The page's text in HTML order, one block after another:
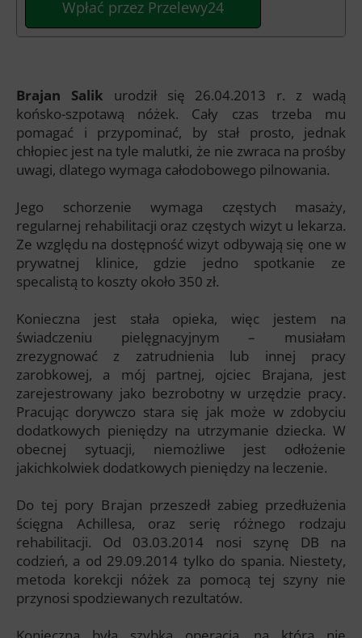
Wpłać przez Przelewy24
Brajan Salik urodził się 26.04.2013 r. z wadą
końsko-szpotawą nóżek. Cały czas trzeba mu
pomagać i przypominać, by stał prosto, jednak
chłopiec jest na tyle malutki, że nie zwraca na prośby
uwagi, dlatego wymaga całodobowego pilnowania.
Jego schorzenie wymaga częstych masaży,
regularnej rehabilitacji oraz częstych wizyt u lekarza.
Ze względu na dostępność wizyt odbywają się one w
prywatnej klinice, gdzie jedno spotkanie ze
specalistą to koszty około 350 zł.
Konieczna jest stała opieka, więc jestem na
świadczeniu pielęgnacyjnym – musiałam
zrezygnować z zatrudnienia lub innej pracy
zarobkowej, a mój partnej, ojciec Brajana, jest
zarejestrowany jako bezrobotny w urzędzie pracy.
Pracując dorywczo stara się jak może w zdobyciu
dodatkowych pieniędzy na utrzymanie dziecka. W
obecnej sytuacji, niemożliwe jest odłożenie
jakichkolwiek dodatkowych pieniędzy na leczenie.
Do tej pory Brajan przeszedł zabieg przedłużenia
ścięgna Achillesa, oraz serię różnego rodzaju
rehabilitacji. Od 03.03.2014 nosi szynę DB na
codzień, a od 29.09.2014 tylko do spania. Niestety,
metoda korekcji nóżek za pomocą tej szyny nie
przynosi spodziewanych rezultatów.